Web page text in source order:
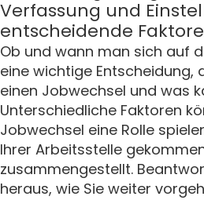
Verfassung und
entscheidende
Ob und wann man sich auf
eine wichtige Entscheidung,
einen Jobwechsel und was
Unterschiedliche Faktoren
Jobwechsel eine Rolle
Ihrer Arbeitsstelle
zusammengestellt.
heraus, wie Sie weiter